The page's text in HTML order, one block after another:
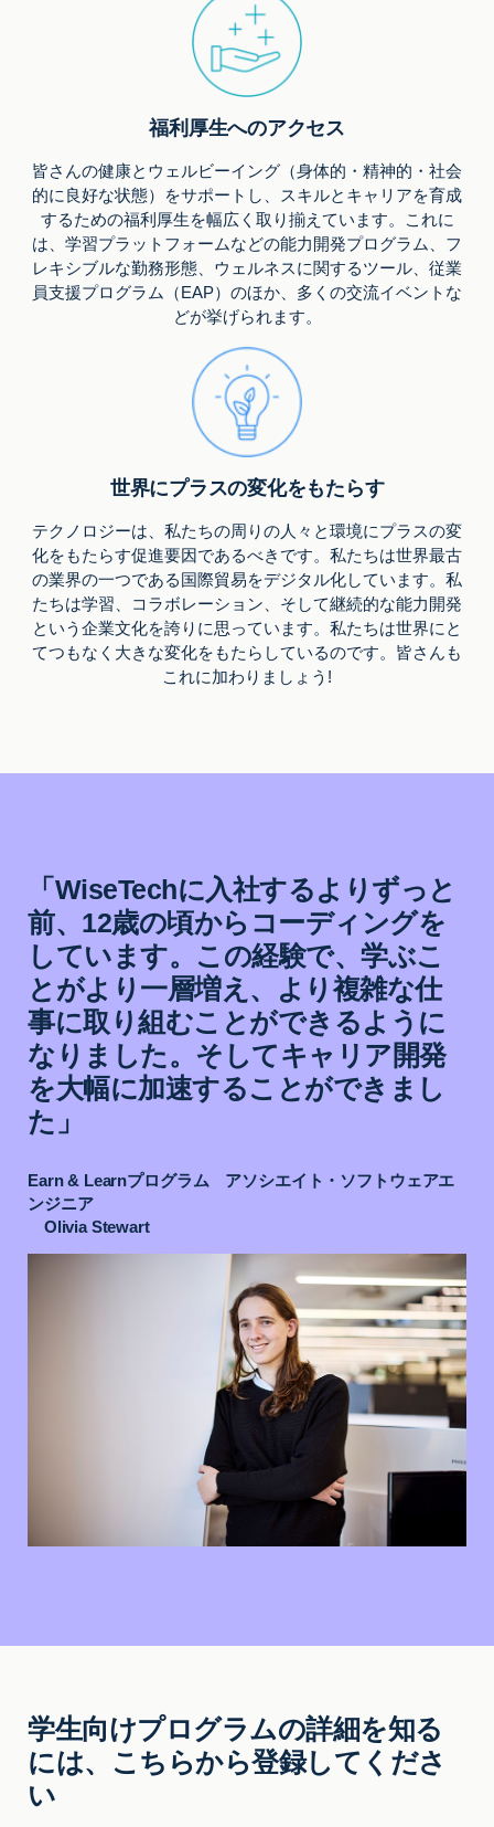
福利厚生へのアクセス
皆さんの健康とウェルビーイング（身体的・精神的・社会
的に良好な状態）をサポートし、スキルとキャリアを育成
するための福利厚生を幅広く取り揃えています。これに
は、学習プラットフォームなどの能力開発プログラム、フ
レキシブルな勤務形態、ウェルネスに関するツール、従業
員支援プログラム（EAP）のほか、多くの交流イベントな
どが挙げられます。
世界にプラスの変化をもたらす
テクノロジーは、私たちの周りの人々と環境にプラスの変
化をもたらす促進要因であるべきです。私たちは世界最古
の業界の一つである国際貿易をデジタル化しています。私
たちは学習、コラボレーション、そして継続的な能力開発
という企業文化を誇りに思っています。私たちは世界にと
てつもなく大きな変化をもたらしているのです。皆さんも
これに加わりましょう!
「WiseTechに入社するよりずっと
前、12歳の頃からコーディングを
しています。この経験で、学ぶこ
とがより一層増え、より複雑な仕
事に取り組むことができるように
なりました。そしてキャリア開発
を大幅に加速することができまし
た」
Earn & Learnプログラム アソシエイト・ソフトウェアエ
ンジニア
Olivia Stewart
学生向けプログラムの詳細を知る
には、こちらから登録してくださ
い